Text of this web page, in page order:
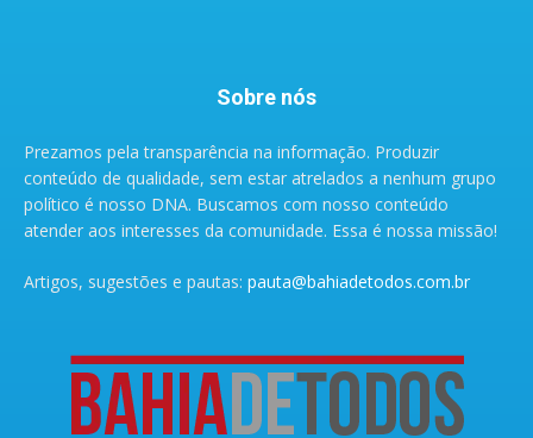
Sobre nós
Prezamos pela transparência na informação. Produzir
conteúdo de qualidade, sem estar atrelados a nenhum grupo
político é nosso DNA. Buscamos com nosso conteúdo
atender aos interesses da comunidade. Essa é nossa missão!
Artigos, sugestões e pautas: pauta@bahiadetodos.com.br